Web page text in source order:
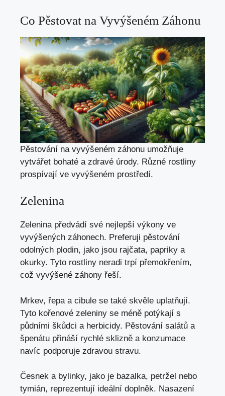
Co Pěstovat na Vyvýšeném Záhonu
Pěstování na vyvýšeném záhonu umožňuje
vytvářet bohaté a zdravé úrody. Různé rostliny
prospívají ve vyvýšeném prostředí.
Zelenina
Zelenina předvádí své nejlepší výkony ve
vyvýšených záhonech. Preferuji pěstování
odolných plodin, jako jsou rajčata, papriky a
okurky. Tyto rostliny neradi trpí přemokřením,
což vyvýšené záhony řeší.
Mrkev, řepa a cibule se také skvěle uplatňují.
Tyto kořenové zeleniny se méně potýkají s
půdními škůdci a herbicidy. Pěstování salátů a
špenátu přináší rychlé sklizně a konzumace
navíc podporuje zdravou stravu.
Česnek a bylinky, jako je bazalka, petržel nebo
tymián, reprezentují ideální doplněk. Nasazení